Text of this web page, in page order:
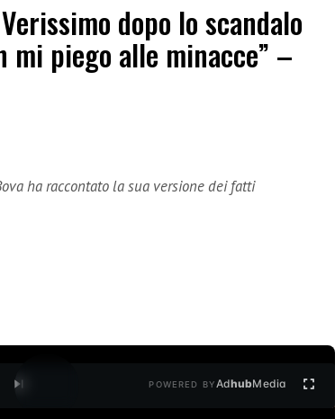
dopo lo scandalo
mi piego alle minacce” –
ha raccontato la sua versione dei fatti
POWERED BYAdhubMedia